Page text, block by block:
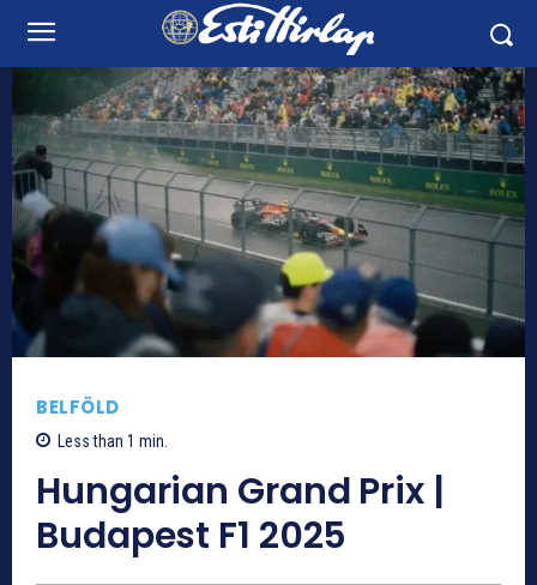
BELFÖLD
Less than 1 min.
Hungarian Grand Prix |
Budapest F1 2025